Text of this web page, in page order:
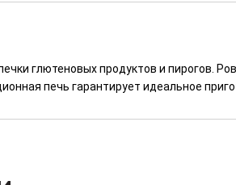
глютеновых продуктов и пирогов.
печь гарантирует идеальное